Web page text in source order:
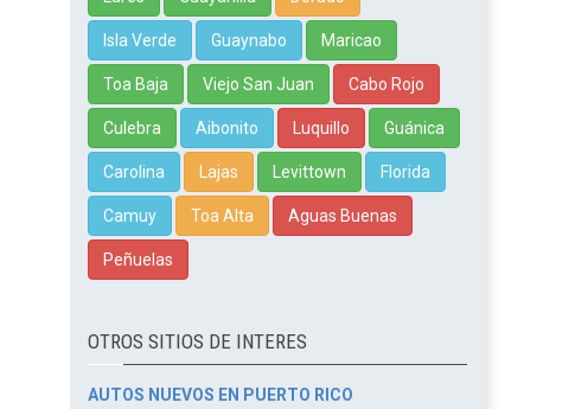
Isla Verde Guaynabo Maricao
Toa Baja Viejo San Juan Cabo Rojo
Culebra Aibonito Luquillo Guánica
Carolina Lajas Levittown Florida
Camuy Toa Alta Aguas Buenas
Peñuelas
OTROS SITIOS DE INTERES
AUTOS NUEVOS EN PUERTO RICO